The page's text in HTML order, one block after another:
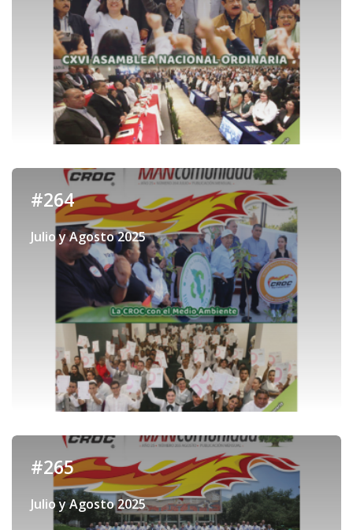
#264
Julio y Agosto 2025
#265
Julio y Agosto 2025